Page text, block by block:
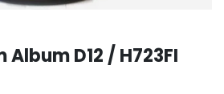
D12 / H723FI